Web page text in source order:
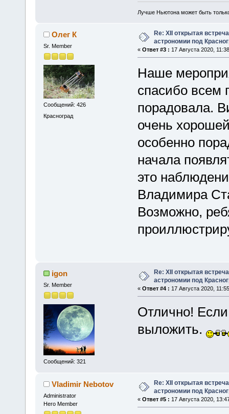
Лучше Ньютона может быть
Олег К
Sr. Member
Сообщений: 426
Красноград
Re: XII открытая
астрономии под
« Ответ #3 : 17 Августа 2020,
Наше
спасибо всем
порадовала.
очень
особенно
начала
это
Владимира
Возможно,
igon
Sr. Member
Сообщений: 321
Re: XII открытая
астрономии под
« Ответ #4 : 17 Августа 2020,
Отлично!
выложить.
Vladimir Nebotov
Administrator
Hero Member
Re: XII открытая
астрономии под
« Ответ #5 : 17 Августа 2020,